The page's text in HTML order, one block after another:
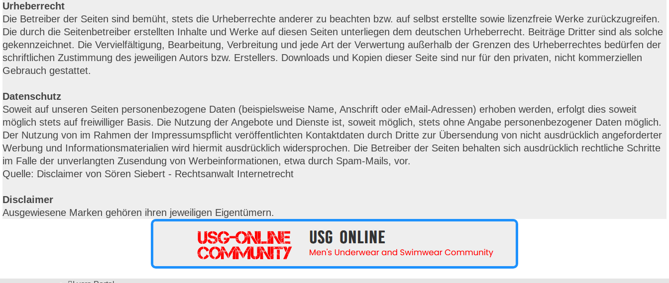
Urheberrecht
Die Betreiber der Seiten sind bemüht, stets die Urheberrechte anderer zu beachten bzw. auf selbst erstellte sowie lizenzfreie Werke zurückzugreifen.
Die durch die Seitenbetreiber erstellten Inhalte und Werke auf diesen Seiten unterliegen dem deutschen Urheberrecht. Beiträge Dritter sind als solche
gekennzeichnet. Die Vervielfältigung, Bearbeitung, Verbreitung und jede Art der Verwertung außerhalb der Grenzen des Urheberrechtes bedürfen der
schriftlichen Zustimmung des jeweiligen Autors bzw. Erstellers. Downloads und Kopien dieser Seite sind nur für den privaten, nicht kommerziellen
Gebrauch gestattet.
Datenschutz
Soweit auf unseren Seiten personenbezogene Daten (beispielsweise Name, Anschrift oder eMail-Adressen) erhoben werden, erfolgt dies soweit
möglich stets auf freiwilliger Basis. Die Nutzung der Angebote und Dienste ist, soweit möglich, stets ohne Angabe personenbezogener Daten möglich.
Der Nutzung von im Rahmen der Impressumspflicht veröffentlichten Kontaktdaten durch Dritte zur Übersendung von nicht ausdrücklich angeforderter
Werbung und Informationsmaterialien wird hiermit ausdrücklich widersprochen. Die Betreiber der Seiten behalten sich ausdrücklich rechtliche Schritte
im Falle der unverlangten Zusendung von Werbeinformationen, etwa durch Spam-Mails, vor.
Quelle: Disclaimer von Sören Siebert - Rechtsanwalt Internetrecht
Disclaimer
Ausgewiesene Marken gehören ihren jeweiligen Eigentümern.